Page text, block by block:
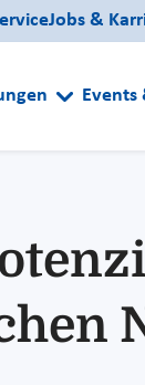
Jobs &
Events